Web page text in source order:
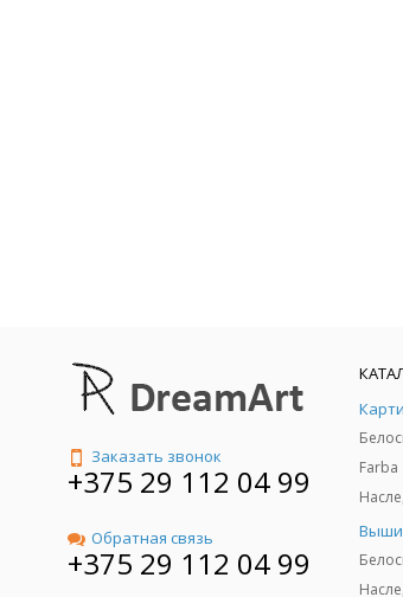
Заказать звонок
+375 29 112 04 99
Обратная связь
+375 29 112 04 99
Farba